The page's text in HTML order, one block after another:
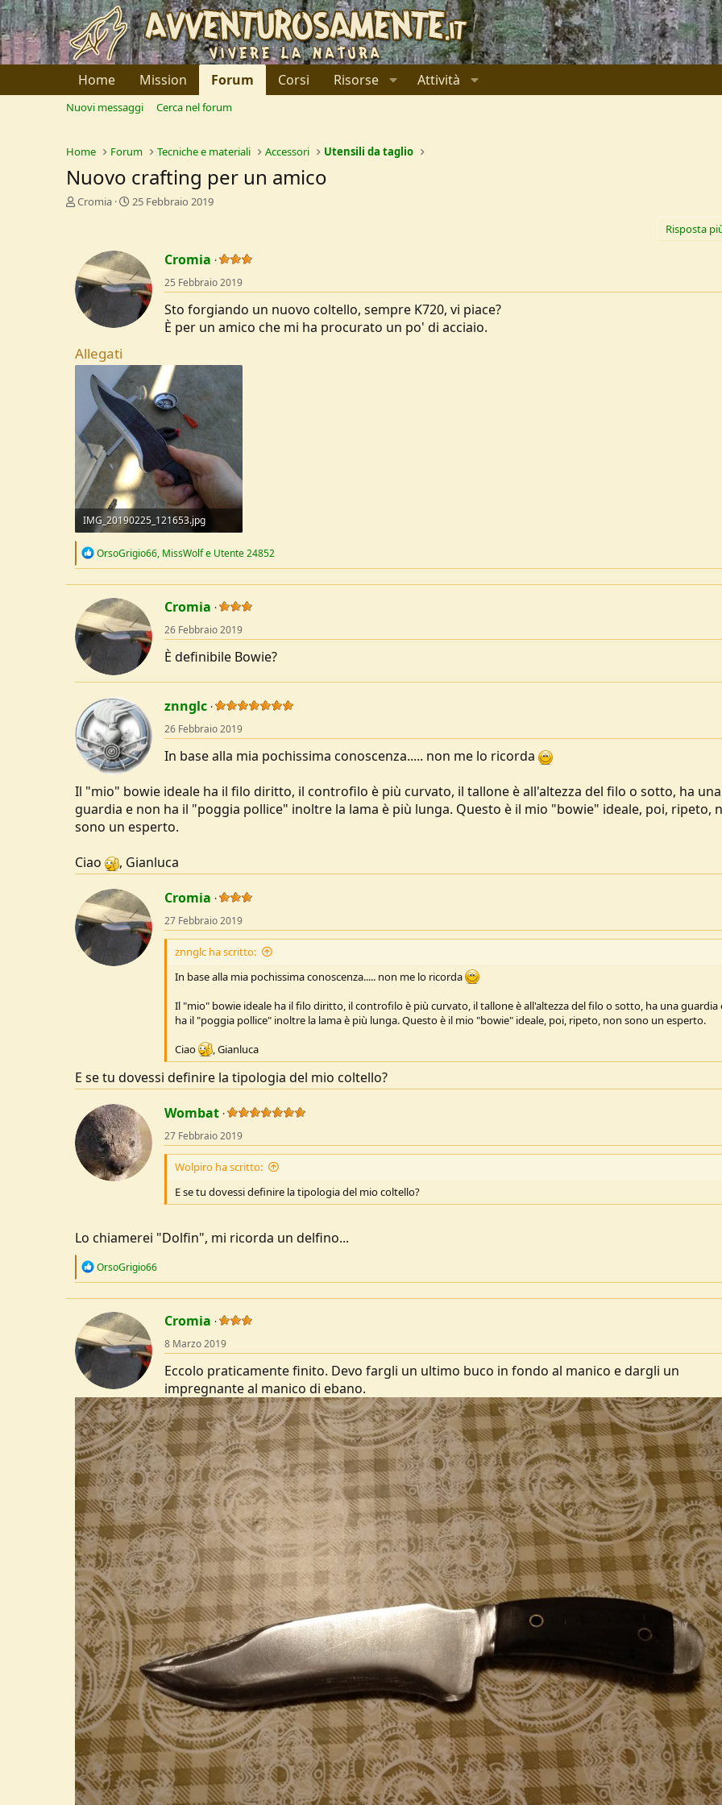
Home Mission Forum Corsi Risorse Attività
Nuovi messaggi Cerca nel forum
Home Forum Tecniche e materiali Accessori Utensili da taglio
Nuovo crafting per un amico
C
o
r
e
D
s
c
o
n
Cromia
D
d
i
I
25 Febbraio 2019
Risposta
Cromia
25 Febbraio 2019
Sto forgiando un nuovo coltello, sempre K720, vi piace?
È per un amico che mi ha procurato un po' di acciaio.
Allegati
IMG_20190225_121653.jpg
94,2 KB · Visite: 184
R
t
i
o
:
OrsoGrigio66, MissWolfe Utente 24852
Cromia
26 Febbraio 2019
È definibile Bowie?
znnglc
26 Febbraio 2019
In base alla mia pochissima conoscenza..... non me lo ricorda
Il "mio" bowie ideale ha il filo diritto, il controfilo è più curvato, il tallone è all'altezza del filo o sotto, ha una
guardia e non ha il "poggia pollice" inoltre la lama è più lunga. Questo è il mio "bowie" ideale, poi, ripeto,
sono un esperto.
Ciao
, Gianluca
Cromia
27 Febbraio 2019
znnglc ha scritto:
In base alla mia pochissima conoscenza..... non me lo ricorda
Il "mio" bowie ideale ha il filo diritto, il controfilo è più curvato, il tallone è all'altezza del filo o sotto, ha una guardia
ha il "poggia pollice" inoltre la lama è più lunga. Questo è il mio "bowie" ideale, poi, ripeto, non sono un esperto.
Ciao
, Gianluca
E se tu dovessi definire la tipologia del mio coltello?
Wombat
27 Febbraio 2019
Wolpiro ha scritto:
E se tu dovessi definire la tipologia del mio coltello?
Lo chiamerei "Dolfin", mi ricorda un delfino...
R
t
i
o
:
OrsoGrigio66
Cromia
8 Marzo 2019
Eccolo praticamente finito. Devo fargli un ultimo buco in fondo al manico e dargli un
impregnante al manico di ebano.